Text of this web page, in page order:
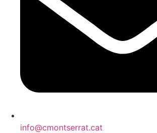
info@cmontserrat.cat